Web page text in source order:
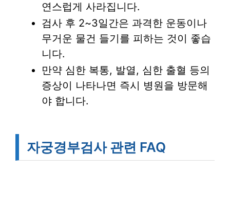
연스럽게 사라집니다.
검사 후 2~3일간은 과격한 운동이나
무거운 물건 들기를 피하는 것이 좋습
니다.
만약 심한 복통, 발열, 심한 출혈 등의
증상이 나타나면 즉시 병원을 방문해
야 합니다.
자궁경부검사 관련 FAQ